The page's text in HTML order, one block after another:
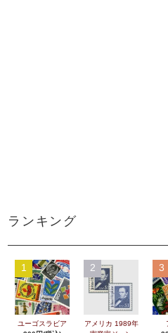
ランキング
1
ユーゴスラビア
2
アメリカ 1989年
3